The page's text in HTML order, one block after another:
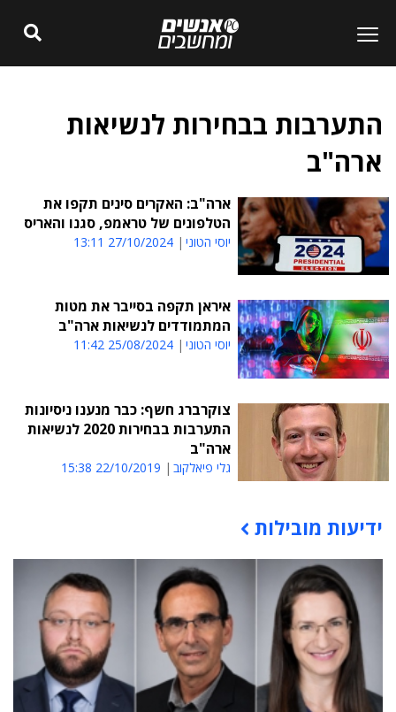
התערבות בבחירות לנשיאות
ארה"ב
ארה"ב: האקרים סינים תקפו את
הטלפונים של טראמפ, סגנו והאריס
יוסי הטוני 27/10/2024 13:11
איראן תקפה בסייבר את מטות
המתמודדים לנשיאות ארה"ב
יוסי הטוני 25/08/2024 11:42
צוקרברג חשף: כבר מנענו ניסיונות
התערבות בבחירות 2020 לנשיאות
ארה"ב
גלי פיאלקוב 22/10/2019 15:38
תוכן פרסומי
ידיעות מובילות